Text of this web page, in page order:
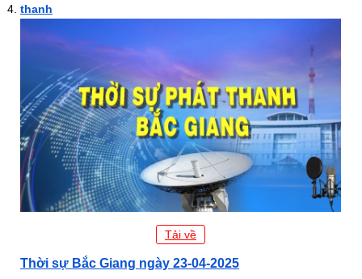
thanh
Tải về
Thời sự Bắc Giang ngày 23-04-2025